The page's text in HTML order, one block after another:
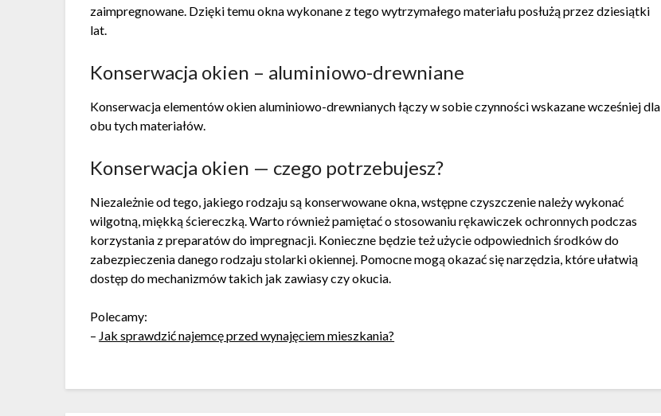
zaimpregnowane. Dzięki temu okna wykonane z tego wytrzymałego materiału posłużą przez dziesiątki
lat.
Konserwacja okien – aluminiowo-drewniane
Konserwacja elementów okien aluminiowo-drewnianych łączy w sobie czynności wskazane wcześniej dla
obu tych materiałów.
Konserwacja okien — czego potrzebujesz?
Niezależnie od tego, jakiego rodzaju są konserwowane okna, wstępne czyszczenie należy wykonać
wilgotną, miękką ściereczką. Warto również pamiętać o stosowaniu rękawiczek ochronnych podczas
korzystania z preparatów do impregnacji. Konieczne będzie też użycie odpowiednich środków do
zabezpieczenia danego rodzaju stolarki okiennej. Pomocne mogą okazać się narzędzia, które ułatwią
dostęp do mechanizmów takich jak zawiasy czy okucia.
Polecamy:
– Jak sprawdzić najemcę przed wynajęciem mieszkania?